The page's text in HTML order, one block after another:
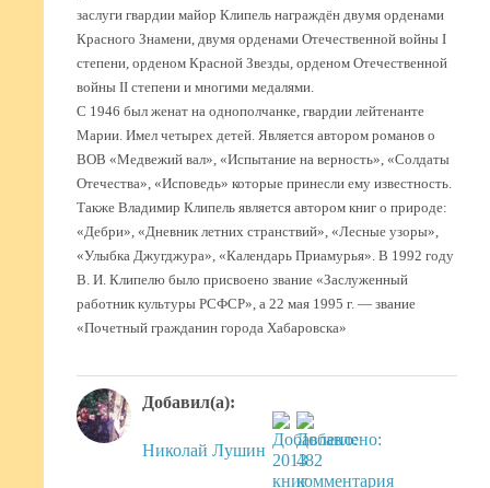
заслуги гвардии майор Клипель награждён двумя орденами
Красного Знамени, двумя орденами Отечественной войны I
степени, орденом Красной Звезды, орденом Отечественной
войны II степени и многими медалями.
С 1946 был женат на однополчанке, гвардии лейтенанте
Марии. Имел четырех детей. Является автором романов о
ВОВ «Медвежий вал», «Испытание на верность», «Солдаты
Отечества», «Исповедь» которые принесли ему известность.
Также Владимир Клипель является автором книг о природе:
«Дебри», «Дневник летних странствий», «Лесные узоры»,
«Улыбка Джугджура», «Календарь Приамурья». В 1992 году
В. И. Клипелю было присвоено звание «Заслуженный
работник культуры РСФСР», а 22 мая 1995 г. — звание
«Почетный гражданин города Хабаровска»
Добавил(а):
Николай Лушин